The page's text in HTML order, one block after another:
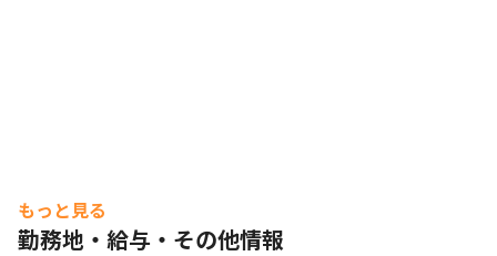
もっと見る
勤務地・給与・その他情報